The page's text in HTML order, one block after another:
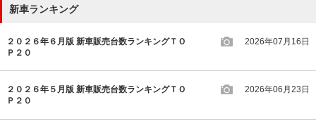
新車ランキング
２０２６年６月版 新車販売台数ランキングＴＯ
Ｐ２０
2026年07月16日
２０２６年５月版 新車販売台数ランキングＴＯ
Ｐ２０
2026年06月23日